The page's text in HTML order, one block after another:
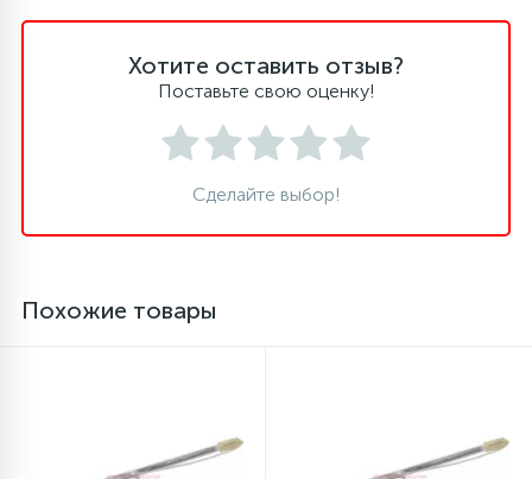
Сливные фильтры
ТЭНы (нагревательные элементы)
90
Хотите оставить отзыв?
Поставьте свою оценку!
Сделайте выбор!
Похожие товары